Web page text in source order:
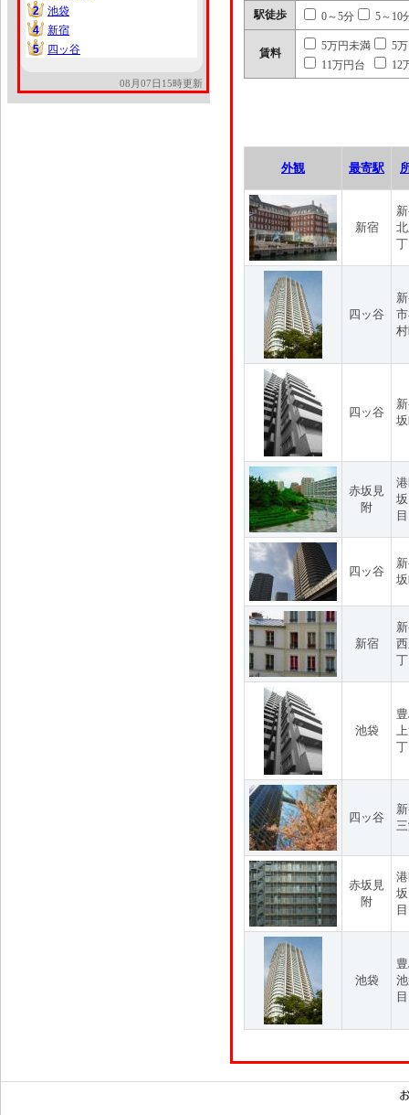
2
2
池袋
4
4
新宿
5
5 四ッ谷
08月07日15時更新
駅徒歩 0～5分 5～10
賃料
5万円未満
5
11万円台
12
外観 最寄駅
新宿
四ッ谷
四ッ谷
赤坂見
附
目
四ッ谷
新宿
池袋
四ッ谷
赤坂見
附
目
池袋
目